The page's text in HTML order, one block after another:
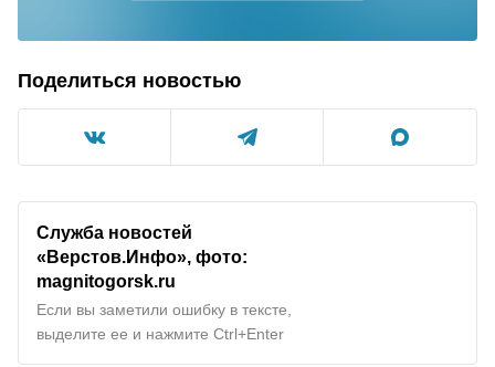
Поделиться новостью
Служба новостей
«Верстов.Инфо», фото:
magnitogorsk.ru
Если вы заметили ошибку в тексте,
выделите ее и нажмите Ctrl+Enter